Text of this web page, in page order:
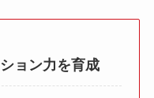
ョン力を育成